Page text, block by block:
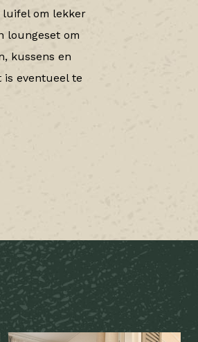
luifel om lekker
loungeset om
kussens en
is eventueel te